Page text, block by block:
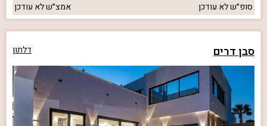
סופ״שלא עודכן אמצ״שלא עודכן
סבן דרים דלתון